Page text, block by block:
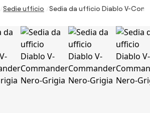
Sedie ufficio Sedia da ufficio Diablo V-